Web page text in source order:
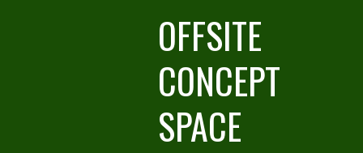
OFFSITE
CONCEPT
SPACE